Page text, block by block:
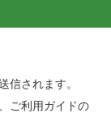
信されます。
ご利用ガイドの